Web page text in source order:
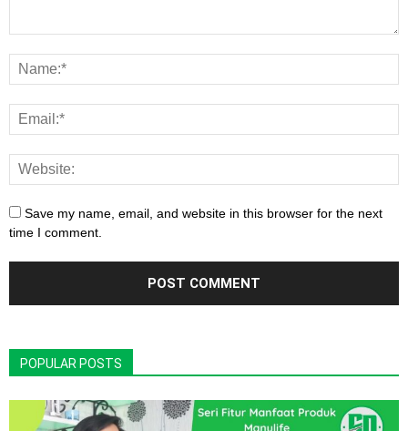
Save my name, email, and website in this browser for the next
time I comment.
POPULAR POSTS